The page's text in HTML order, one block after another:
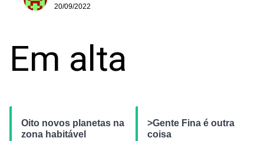
20/09/2022
Em alta
Oito novos planetas na
zona habitável
>Gente Fina é outra
coisa